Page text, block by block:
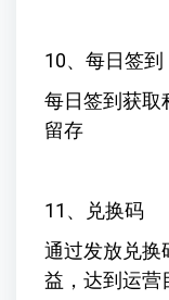
10、每日签到
每日签到获取
留存
11、兑换码
通过发放兑换
益，达到运营